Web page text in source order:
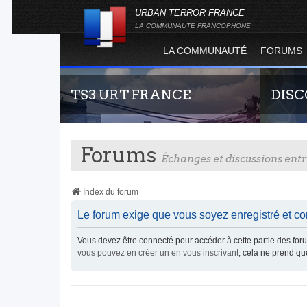
URBAN TERROR FRANCE
LA COMMUNAUTE FRANCOPHONE
LA COMMUNAUTÉ FORUMS
TS3 URT FRANCE
Envie de parler avec les autres membres de la
communauté ? Alors venez vous connecter,
vous vous sentirez moins seul !
France !
Forums Échanges et discussions
Index du forum
Le forum exige que vous soyez enregistré et
Vous devez être connecté pour accéder à cette partie des
vous pouvez en créer un en vous inscrivant, cela ne prend